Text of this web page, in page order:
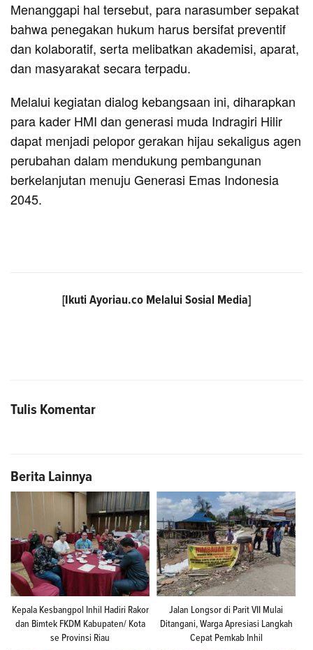
Menanggapi hal tersebut, para narasumber sepakat
bahwa penegakan hukum harus bersifat preventif
dan kolaboratif, serta melibatkan akademisi, aparat,
dan masyarakat secara terpadu.
Melalui kegiatan dialog kebangsaan ini, diharapkan
para kader HMI dan generasi muda Indragiri Hilir
dapat menjadi pelopor gerakan hijau sekaligus agen
perubahan dalam mendukung pembangunan
berkelanjutan menuju Generasi Emas Indonesia
2045.
[Ikuti Ayoriau.co Melalui Sosial Media]
Tulis Komentar
Berita Lainnya
Kepala Kesbangpol Inhil Hadiri Rakor
dan Bimtek FKDM Kabupaten/ Kota
se Provinsi Riau
Jalan Longsor di Parit VII Mulai
Ditangani, Warga Apresiasi Langkah
Cepat Pemkab Inhil